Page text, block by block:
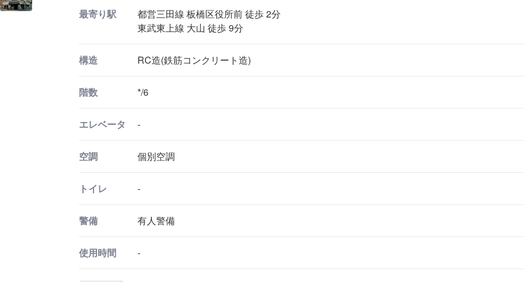
最寄り駅
都営三田線 板橋区役所前 徒歩 2分
東武東上線 大山 徒歩 9分
構造 RC造(鉄筋コンクリート造)
階数 */6
エレベータ -
空調 個別空調
トイレ -
警備 有人警備
使用時間 -